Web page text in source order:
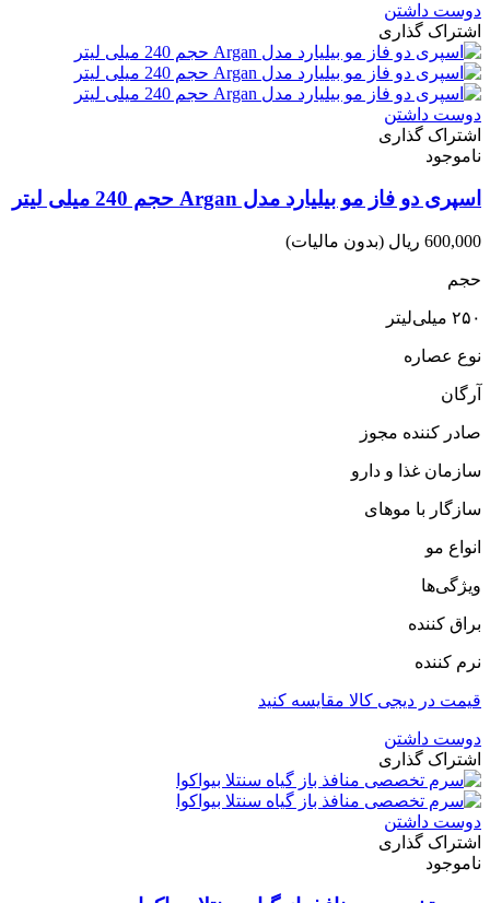
دوست داشتن
اشتراک گذاری
دوست داشتن
اشتراک گذاری
ناموجود
اسپری دو فاز مو بیلیارد مدل Argan حجم 240 میلی لیتر
600,000 ریال (بدون مالیات)
حجم
۲۵۰ میلی‌لیتر
نوع عصاره
آرگان
صادر کننده مجوز
سازمان غذا و دارو
سازگار با موهای
انواع مو
ویژگی‌ها
براق کننده
نرم کننده
قیمت در دیجی کالا مقایسه کنید
دوست داشتن
اشتراک گذاری
دوست داشتن
اشتراک گذاری
ناموجود